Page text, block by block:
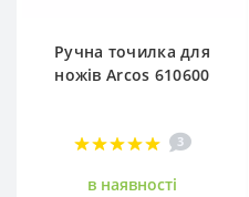
Ручна точилка для
ножів Arcos 610600
3
в наявностi